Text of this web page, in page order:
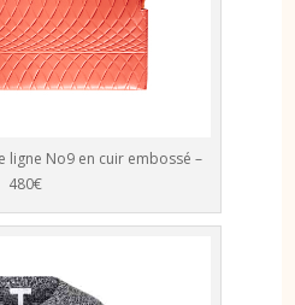
ligne No9 en cuir embossé –
480€